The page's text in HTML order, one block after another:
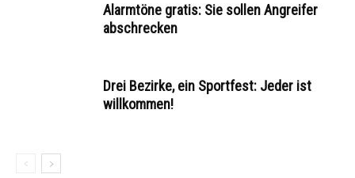
Alarmtöne gratis: Sie sollen Angreifer
abschrecken
Drei Bezirke, ein Sportfest: Jeder ist
willkommen!